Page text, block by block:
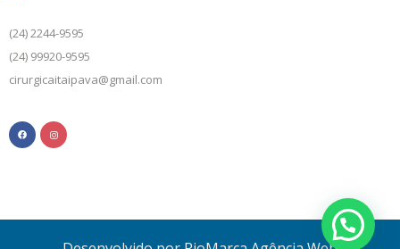
(24) 2244-9595
(24) 99920-9595
cirurgicaitaipava@gmail.com